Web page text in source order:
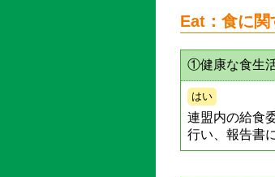
Eat：食に
①健康な食生
はい
連盟内の給食
行い、報告書